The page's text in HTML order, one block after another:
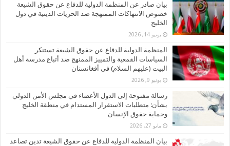
بيان صادر عن المنظمة الدولية للدفاع عن حقوق الشيعة
خصوص الانتهاكات الممنهجة ضد الحريات الدينية في دول
الخليج
يونيو 14, 2026
المنظمة الدولية للدفاع عن حقوق الشيعة تستنكر
السياسات القمعية والتمييز الممنهج ضد أتباع مدرسة أهل
البيت (عليهم السلام) في أفغانستان
يونيو 9, 2026
رسالة مفتوحة إلى الدول الأعضاء في مجلس الأمن الدولي
بشأن: متطلبات الاستقرار المستدام في منطقة الخليج
وحماية حقوق الإنسان
مايو 27, 2026
بيان المنظمة الدولية للدفاع عن حقوق الشيعة تدين تصاعد